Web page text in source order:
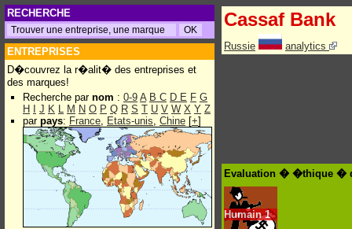
RECHERCHE
ENTREPRISES
D�couvrez la r�alit� des entreprises et
des marques!
Recherche par nom : 0-9 A B C D E F G
H
J K L M N O P Q R S T U V W X Y Z
par pays: France, Etats-unis, Chine [+]
Cassaf Bank
Russie analytics
Evaluation � �thique �
Humain 1